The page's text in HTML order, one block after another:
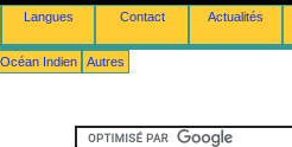
Langues Contact Actualités
Océan Indien Autres